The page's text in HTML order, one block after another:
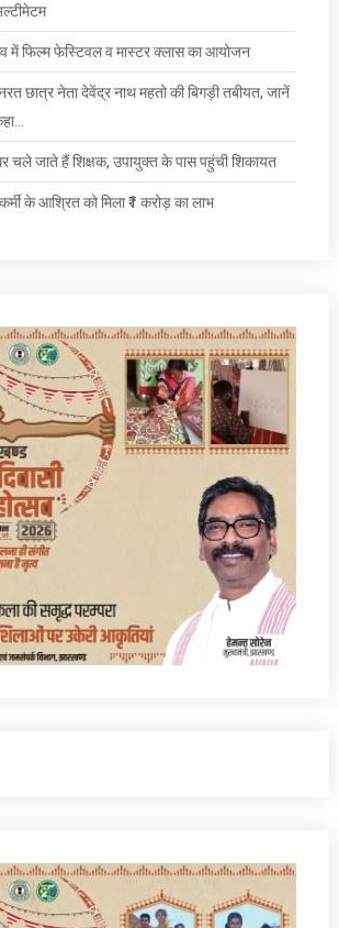
में फिल्म फेस्टिवल व मास्टर क्लास का आयोजन
छात्र नेता देवेंद्र नाथ महतो की बिगड़ी तबीयत, जानें
चले जाते हैं शिक्षक, उपायुक्त के पास पहुंची शिकायत
के आश्रित को मिला ₹1 करोड़ का लाभ